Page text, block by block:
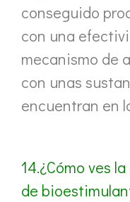
conseguido
con una
mecanismo de
con unas
encuentran en
14.¿Cómo ves
de